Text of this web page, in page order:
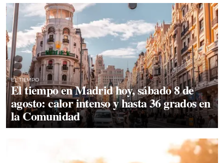
EL TIEMPO
El tiempo en Madrid hoy, sábado 8 de
agosto: calor intenso y hasta 36 grados en
la Comunidad